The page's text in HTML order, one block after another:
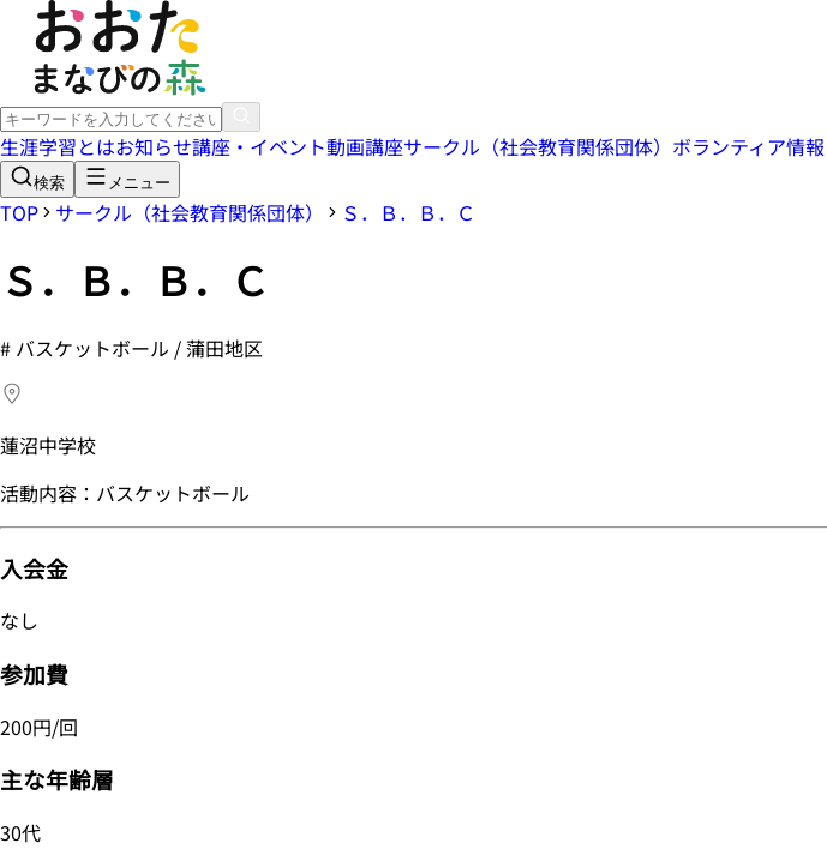
生涯学習とはお知らせ講座・イベント動画講座サークル（社会教育関係団体） ボランティア情報
検索 メニュー
TOP サークル（社会教育関係団体） Ｓ．Ｂ．Ｂ．Ｃ
Ｓ．Ｂ．Ｂ．Ｃ
# バスケットボール / 蒲田地区
蓮沼中学校
活動内容：バスケットボール
入会金
なし
参加費
200円/回
主な年齢層
30代